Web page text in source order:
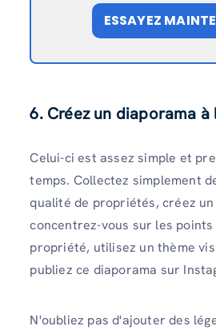
ESSAYEZ
6. Créez un diaporama à
Celui-ci est assez simple et
temps. Collectez simplement
qualité de propriétés, créez
concentrez-vous sur les
propriété, utilisez un thème
publiez ce diaporama sur
N'oubliez pas d'ajouter des